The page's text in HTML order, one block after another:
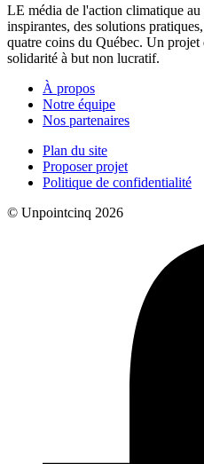
LE média de l'action climatique au
inspirantes, des solutions
quatre coins du Québec. Un
solidarité à but non lucratif.
À propos
Notre équipe
Nos partenaires
Plan du site
Proposer projet
Politique de confidentialité
© Unpointcinq 2026